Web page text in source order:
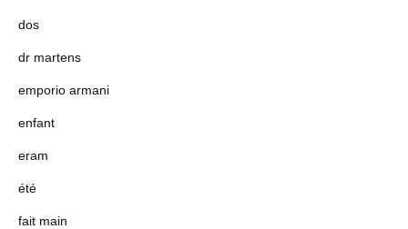
dos
dr martens
emporio armani
enfant
eram
été
fait main